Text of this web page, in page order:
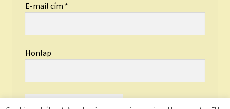
E-mail cím *
Honlap